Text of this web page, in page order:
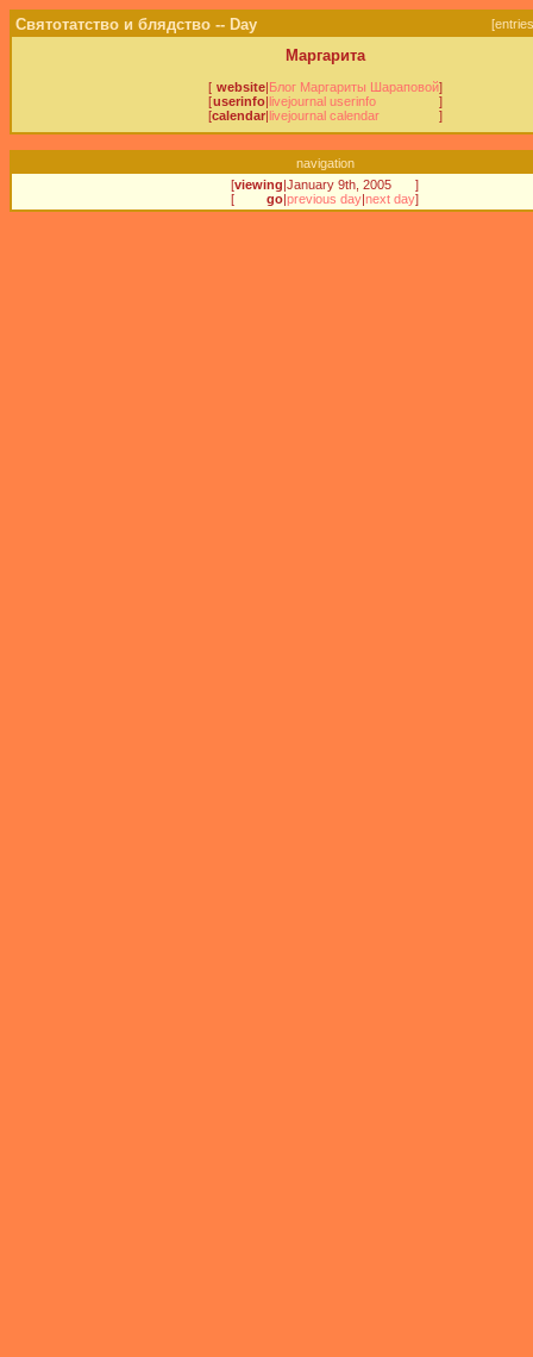
Святотатство и блядство -- Day [
Маргарита
[ website| Блог Маргариты Шараповой]
[userinfo| livejournal userinfo
]
[calendar| livejournal calendar ]
navigation
[viewing |January 9th, 2005
]
[
go |previous day |next day]